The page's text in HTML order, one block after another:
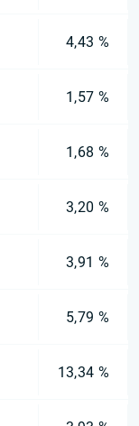
4,43 %
1,57 %
1,68 %
3,20 %
3,91 %
5,79 %
13,34 %